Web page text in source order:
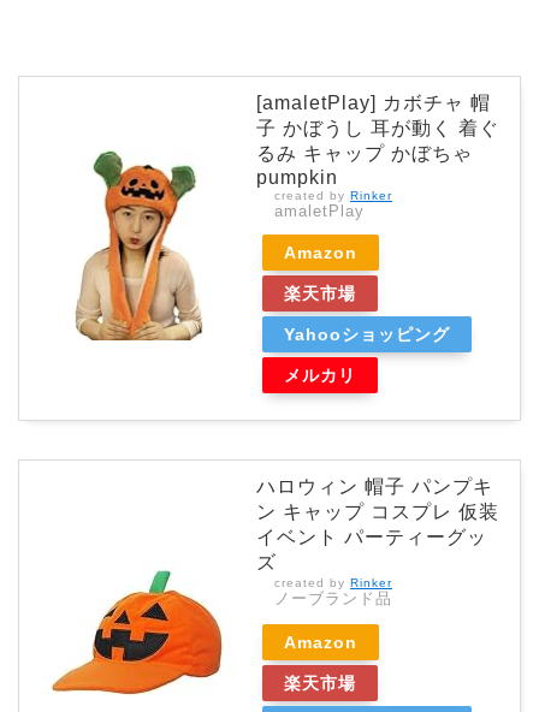
[amaletPlay] カボチャ 帽
子 かぼうし 耳が動く 着ぐ
るみ キャップ かぼちゃ
pumpkin
created by Rinker
amaletPlay
Amazon
楽天市場
Yahooショッピング
メルカリ
ハロウィン 帽子 パンプキ
ン キャップ コスプレ 仮装
イベント パーティーグッ
ズ
created by Rinker
ノーブランド品
Amazon
楽天市場